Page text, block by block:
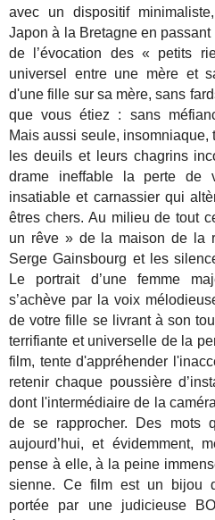
avec un dispositif
Japon à la Bretagne en
de l’évocation des « petits
universel entre une mère et
d'une fille sur sa mère, sans
que vous étiez : sans
Mais aussi seule, insomniaque,
les deuils et leurs chagrins
drame ineffable la perte de
insatiable et carnassier qui
êtres chers. Au milieu de tout
un rêve » de la maison de la
Serge Gainsbourg et les
Le portrait d’une femme
s’achève par la voix
de votre fille se livrant à son
terrifiante et universelle de la
film, tente d'appréhender
retenir chaque poussière
dont l'intermédiaire de la
de se rapprocher. Des mots
aujourd’hui, et évidemment,
pense à elle, à la peine
sienne. Ce film est un bijou
portée par une judicieuse